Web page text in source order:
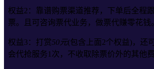
权益2：靠谱购票渠道推荐，下单后全程
票。且可咨询票代业务，做票代赚零花钱
权益3：打赏50元(包含上面2个权益)，还
会代抢服务1次，不收取除票价外的其他费